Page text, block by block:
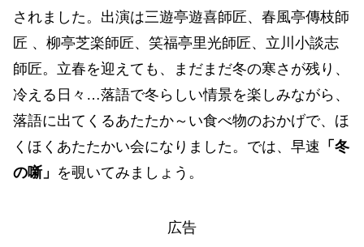
されました。出演は三遊亭遊喜師匠、春風亭傳枝師
匠 、柳亭芝楽師匠、笑福亭里光師匠、立川小談志
師匠。立春を迎えても、まだまだ冬の寒さが残り、
冷える日々…落語で冬らしい情景を楽しみながら、
落語に出てくるあたたか～い食べ物のおかげで、ほ
くほくあたたかい会になりました。では、早速 「冬
の噺」 を覗いてみましょう。
広告